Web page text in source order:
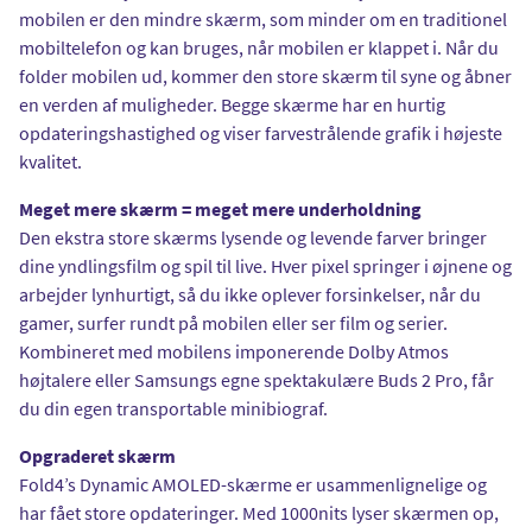
mobilen er den mindre skærm, som minder om en traditionel
mobiltelefon og kan bruges, når mobilen er klappet i. Når du
folder mobilen ud, kommer den store skærm til syne og åbner
en verden af muligheder. Begge skærme har en hurtig
opdateringshastighed og viser farvestrålende grafik i højeste
kvalitet.
Meget mere skærm = meget mere underholdning
Den ekstra store skærms lysende og levende farver bringer
dine yndlingsfilm og spil til live. Hver pixel springer i øjnene og
arbejder lynhurtigt, så du ikke oplever forsinkelser, når du
gamer, surfer rundt på mobilen eller ser film og serier.
Kombineret med mobilens imponerende Dolby Atmos
højtalere eller Samsungs egne spektakulære Buds 2 Pro, får
du din egen transportable minibiograf.
Opgraderet skærm
Fold4’s Dynamic AMOLED-skærme er usammenlignelige og
har fået store opdateringer. Med 1000nits lyser skærmen op,